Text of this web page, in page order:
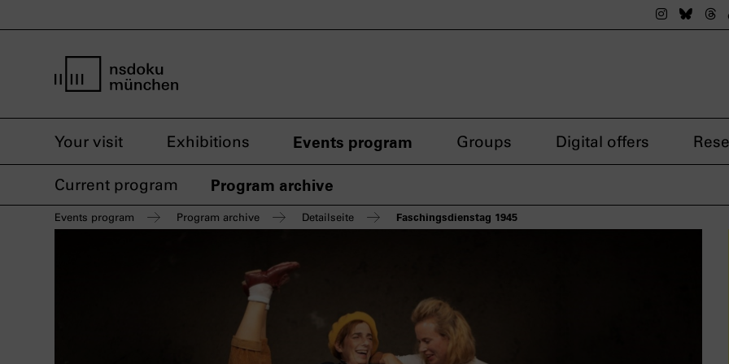
TheThe
Your visit Exhibitions Events program Groups Digital offers
Current program Program archive
Events program Program archive Detailseite Faschingsdienstag 1945